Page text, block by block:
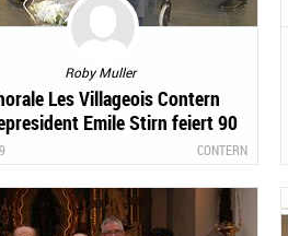
Roby Muller
Les Villageois Contern
Emile Stirn feiert 90
CONTERN